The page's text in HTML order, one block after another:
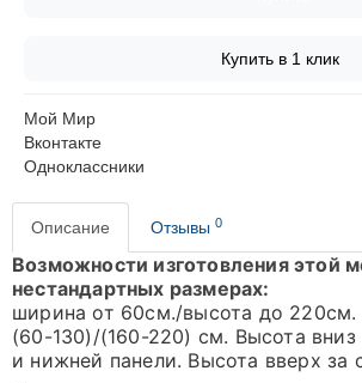
Купить в 1 клик
Мой Мир
Вконтакте
Одноклассники
Описание Отзывы 0
Возможности изготовления этой
нестандартных размерах:
ширина от 60см./высота до 220см.
(60-130)/(160-220) см. Высота вниз
и нижней панели. Высота вверх за